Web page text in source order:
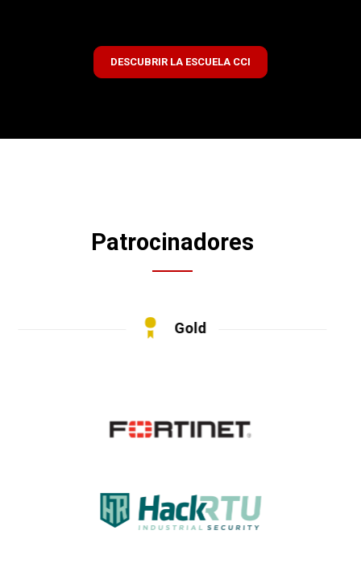
DESCUBRIR LA ESCUELA CCI
Patrocinadores
Gold